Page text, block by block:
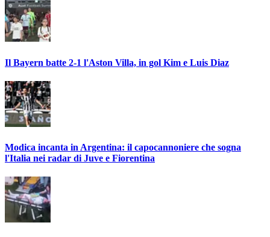
Il Bayern batte 2-1 l'Aston Villa, in gol Kim e Luis Diaz
Modica incanta in Argentina: il capocannoniere che sogna
l'Italia nei radar di Juve e Fiorentina